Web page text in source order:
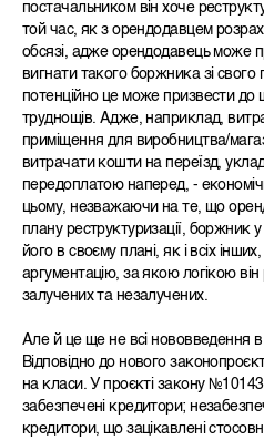
постачальником він хоче
той час, як з орендодавцем
обсязі, адже орендодавець може
вигнати такого боржника зі
потенційно це може призвести до
труднощів. Адже, наприклад,
приміщення для виробництва/
витрачати кошти на переїзд,
передоплатою наперед, -
цьому, незважаючи на те, що
плану реструктуризації, боржник
його в своєму плані, як і всіх
аргументацію, за якою логікою він
залучених та незалучених.
Але й це ще не всі нововведення в
Відповідно до нового
на класи. У проєкті закону
забезпечені кредитори;
кредитори, що зацікавлені